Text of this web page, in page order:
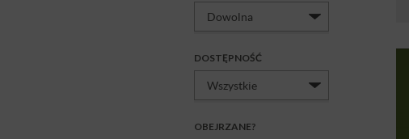
DOSTĘPNOŚĆ
OBEJRZANE?